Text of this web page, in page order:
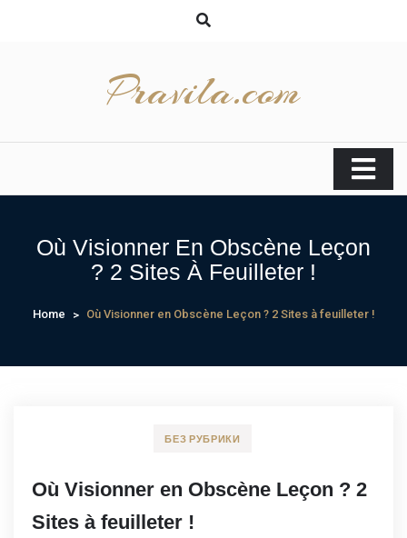
Pravila.com
Où Visionner En Obscène Leçon
? 2 Sites À Feuilleter !
Home Où Visionner en Obscène Leçon ? 2 Sites à feuilleter !
БЕЗ РУБРИКИ
Où Visionner en Obscène Leçon ? 2
Sites à feuilleter !